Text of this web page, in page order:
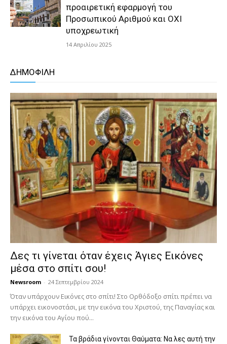
προαιρετική εφαρμογή του
Προσωπικού Αριθμού και ΟΧΙ
υποχρεωτική
14 Απριλίου 2025
ΔΗΜΟΦΙΛΗ
Δες τι γίνεται όταν έχεις Άγιες Εικόνες
μέσα στο σπίτι σου!
Newsroom - 24 Σεπτεμβρίου 2024
Όταν υπάρχουν Εικόνες στο σπίτι! Στο Ορθόδοξο σπίτι πρέπει να
υπάρχει εικονοστάσι, με την εικόνα του Χριστού, της Παν­αγίας και
την εικόνα του Αγίου πού...
Τα βράδια γίνονται Θαύματα: Να λες αυτή την